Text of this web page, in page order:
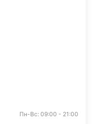
Пн-Вс: 09:00 - 21:00